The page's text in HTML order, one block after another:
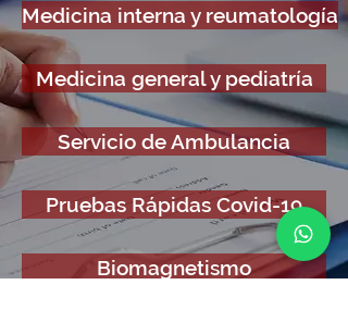
Servicio de Ambulancia
Pruebas Rápidas Covid-19
Biomagnetismo
Medicina interna y reumatología
Medicina general y pediatría